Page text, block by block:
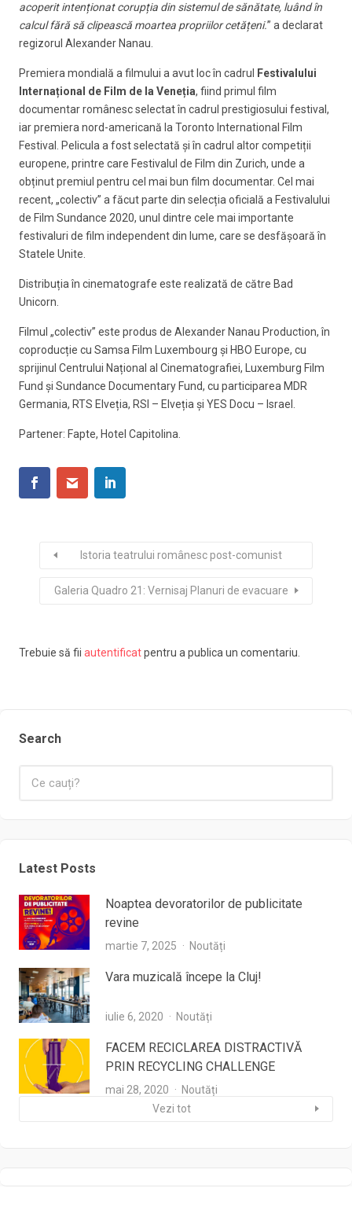
acoperit intenționat corupția din sistemul de sănătate, luând în
calcul fără să clipească moartea propriilor cetățeni.” a declarat
regizorul Alexander Nanau.
Premiera mondială a filmului a avut loc în cadrul
Festivalului
Internațional de Film de la Veneția, fiind primul film
documentar românesc selectat în cadrul prestigiosului festival,
iar premiera nord-americană la Toronto International Film
Festival. Pelicula a fost selectată și în cadrul altor competiții
europene, printre care Festivalul de Film din Zurich, unde a
obținut premiul pentru cel mai bun film documentar. Cel mai
recent, „colectiv” a făcut parte din selecția oficială a Festivalului
de Film Sundance 2020, unul dintre cele mai importante
festivaluri de film independent din lume, care se desfășoară în
Statele Unite.
Distribuția în cinematografe este realizată de către Bad
Unicorn.
Filmul „colectiv” este produs de Alexander Nanau Production, în
coproducție cu Samsa Film Luxembourg și HBO Europe, cu
sprijinul Centrului Național al Cinematografiei, Luxemburg Film
Fund și Sundance Documentary Fund, cu participarea MDR
Germania, RTS Elveția, RSI – Elveția și YES Docu – Israel.
Partener: Fapte, Hotel Capitolina.
Istoria teatrului românesc post-comunist
Galeria Quadro 21: Vernisaj Planuri de evacuare
Trebuie să fii autentificatpentru a publica un comentariu.
Search
Latest Posts
Noaptea devoratorilor de publicitate
revine
martie 7, 2025 Noutăți
Vara muzicală începe la Cluj!
iulie 6, 2020 Noutăți
FACEM RECICLAREA DISTRACTIVĂ
PRIN RECYCLING CHALLENGE
mai 28, 2020
Noutăți
Vezi tot